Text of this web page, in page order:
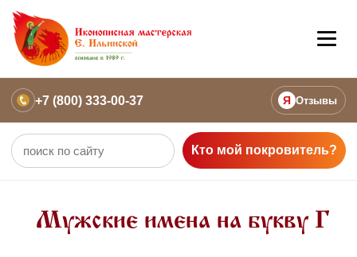
+7 (800) 333-00-37 Я Отзывы
Кто мой покровитель?
Мужские имена на букву Г